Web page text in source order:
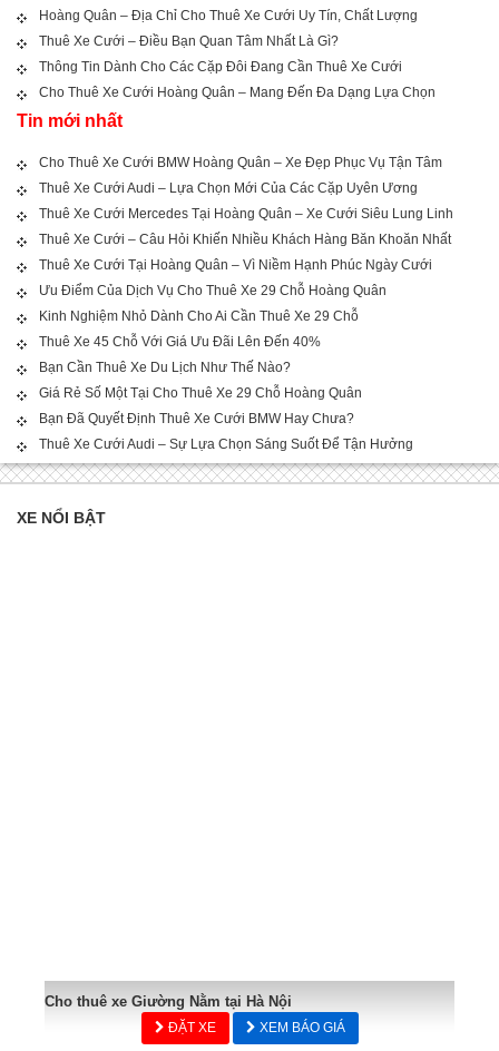
Hoàng Quân – Địa Chỉ Cho Thuê Xe Cưới Uy Tín, Chất Lượng
Thuê Xe Cưới – Điều Bạn Quan Tâm Nhất Là Gì?
Thông Tin Dành Cho Các Cặp Đôi Đang Cần Thuê Xe Cưới
Cho Thuê Xe Cưới Hoàng Quân – Mang Đến Đa Dạng Lựa Chọn
Tin mới nhất
Cho Thuê Xe Cưới BMW Hoàng Quân – Xe Đẹp Phục Vụ Tận Tâm
Thuê Xe Cưới Audi – Lựa Chọn Mới Của Các Cặp Uyên Ương
Thuê Xe Cưới Mercedes Tại Hoàng Quân – Xe Cưới Siêu Lung Linh
Thuê Xe Cưới – Câu Hỏi Khiến Nhiều Khách Hàng Băn Khoăn Nhất
Thuê Xe Cưới Tại Hoàng Quân – Vì Niềm Hạnh Phúc Ngày Cưới
Ưu Điểm Của Dịch Vụ Cho Thuê Xe 29 Chỗ Hoàng Quân
Kinh Nghiệm Nhỏ Dành Cho Ai Cần Thuê Xe 29 Chỗ
Thuê Xe 45 Chỗ Với Giá Ưu Đãi Lên Đến 40%
Bạn Cần Thuê Xe Du Lịch Như Thế Nào?
Giá Rẻ Số Một Tại Cho Thuê Xe 29 Chỗ Hoàng Quân
Bạn Đã Quyết Định Thuê Xe Cưới BMW Hay Chưa?
Thuê Xe Cưới Audi – Sự Lựa Chọn Sáng Suốt Để Tận Hưởng
XE NỔI BẬT
Cho thuê xe Giường Nằm tại Hà Nội
ĐẶT XE XEM BÁO GIÁ